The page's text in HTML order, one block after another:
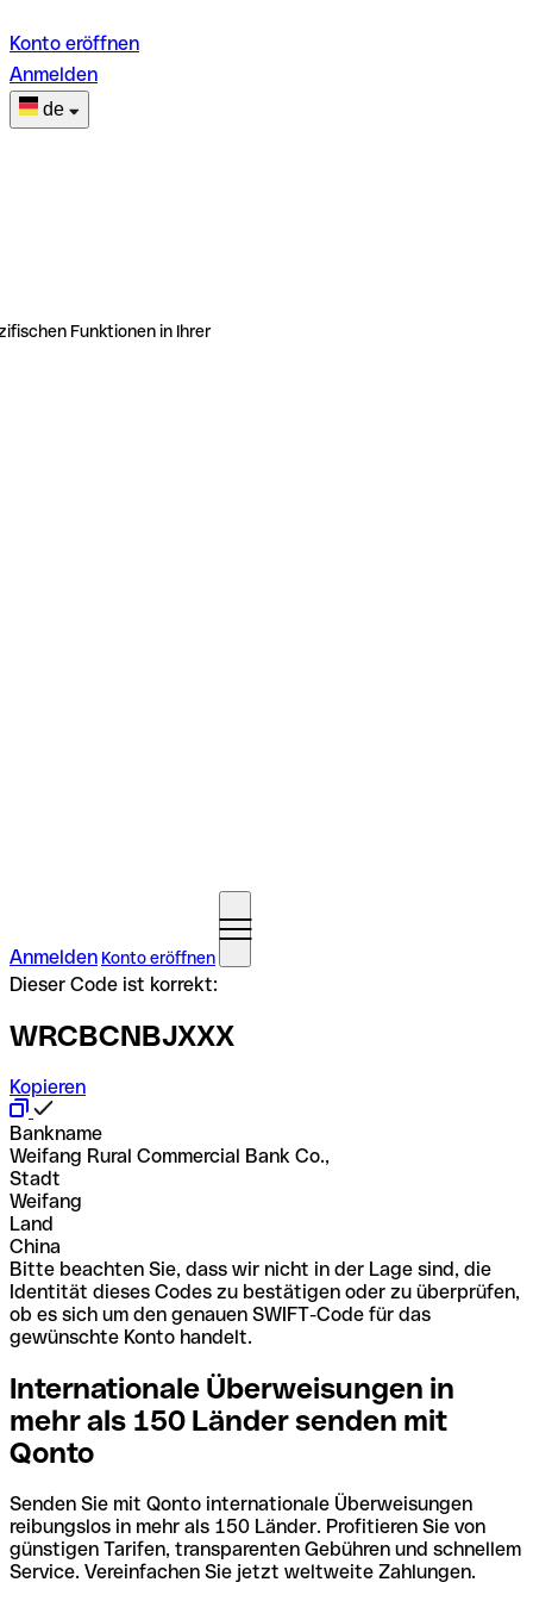
Konto eröffnen
Anmelden
de
Funktionen in Ihrer
Anmelden Konto eröffnen
Dieser Code ist korrekt:
WRCBCNBJXXX
Kopieren
Bankname
Weifang Rural Commercial Bank Co.,
Stadt
Weifang
Land
China
Bitte beachten Sie, dass wir nicht in der Lage sind, die
Identität dieses Codes zu bestätigen oder zu überprüfen,
ob es sich um den genauen SWIFT-Code für das
gewünschte Konto handelt.
Internationale Überweisungen in
mehr als 150 Länder senden mit
Qonto
Senden Sie mit Qonto internationale Überweisungen
reibungslos in mehr als 150 Länder. Profitieren Sie von
günstigen Tarifen, transparenten Gebühren und schnellem
Service. Vereinfachen Sie jetzt weltweite Zahlungen.